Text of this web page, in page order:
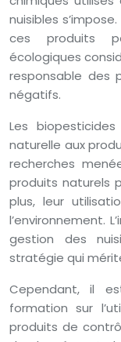
nuisibles
ces produits
écologiques
responsable des
négatifs.
Les
naturelle aux
recherches
produits naturels
plus, leur
l’environnement.
gestion des
stratégie qui
Cependant, il
formation sur
produits de